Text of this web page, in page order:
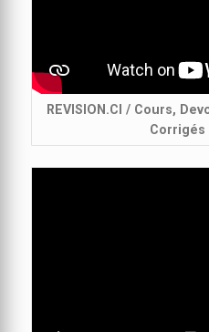
REVISION.CI / Cours,
Corrigés